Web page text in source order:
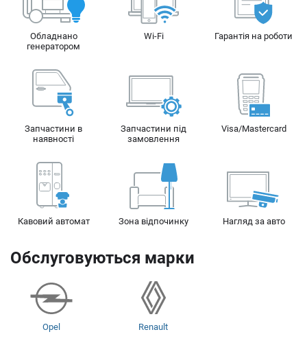
Обладнано
генератором
Wi-Fi Гарантія на роботи
Запчастини в
наявності
Запчастини під
замовлення
Visa/Mastercard
Кавовий автомат Зона відпочинку Нагляд за авто
Обслуговуються марки
Opel Renault